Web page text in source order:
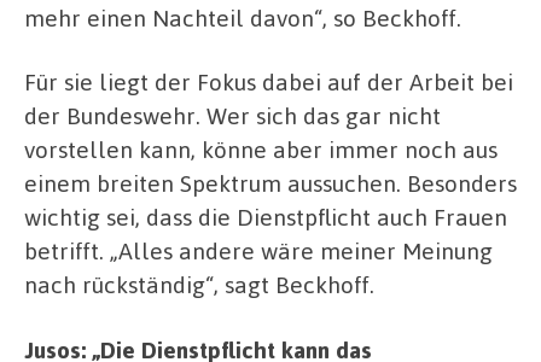
mehr einen Nachteil davon“, so Beckhoff.
Für sie liegt der Fokus dabei auf der Arbeit bei
der Bundeswehr. Wer sich das gar nicht
vorstellen kann, könne aber immer noch aus
einem breiten Spektrum aussuchen. Besonders
wichtig sei, dass die Dienstpflicht auch Frauen
betrifft. „Alles andere wäre meiner Meinung
nach rückständig“, sagt Beckhoff.
Jusos: „Die Dienstpflicht kann das